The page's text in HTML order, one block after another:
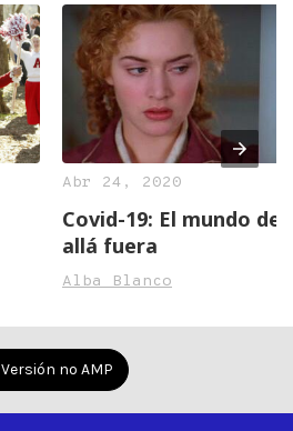
Abr 24, 2020
Covid-19: El mundo de
allá fuera
Alba Blanco
Versión no AMP